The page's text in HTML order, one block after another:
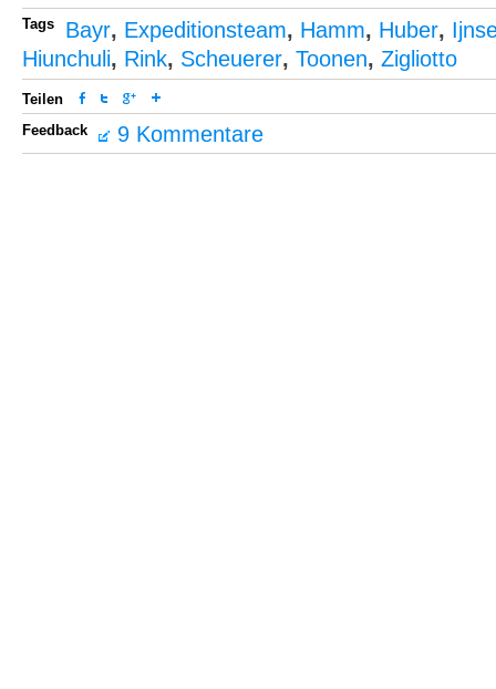
Tags Bayr, Expeditionsteam, Hamm, Huber,
Hiunchuli, Rink, Scheuerer, Toonen, Zigliotto
Teilen
Feedback
9 Kommentare